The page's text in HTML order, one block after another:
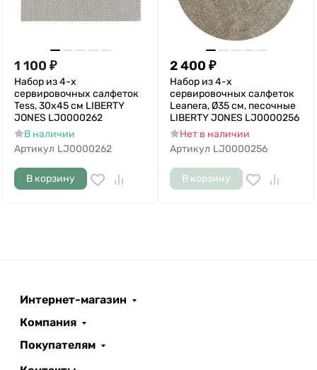
1 100 ₽
Набор из 4-х
сервировочных салфеток
Tess, 30х45 см LIBERTY
JONES LJ0000262
В наличии
Артикул LJ0000262
В корзину
2 400 ₽
Набор из 4-х
сервировочных салфеток
Leanera, Ø35 см, песочные
LIBERTY JONES LJ0000256
Нет в наличии
Артикул LJ0000256
В корзину
Интернет-магазин
Компания
Покупателям